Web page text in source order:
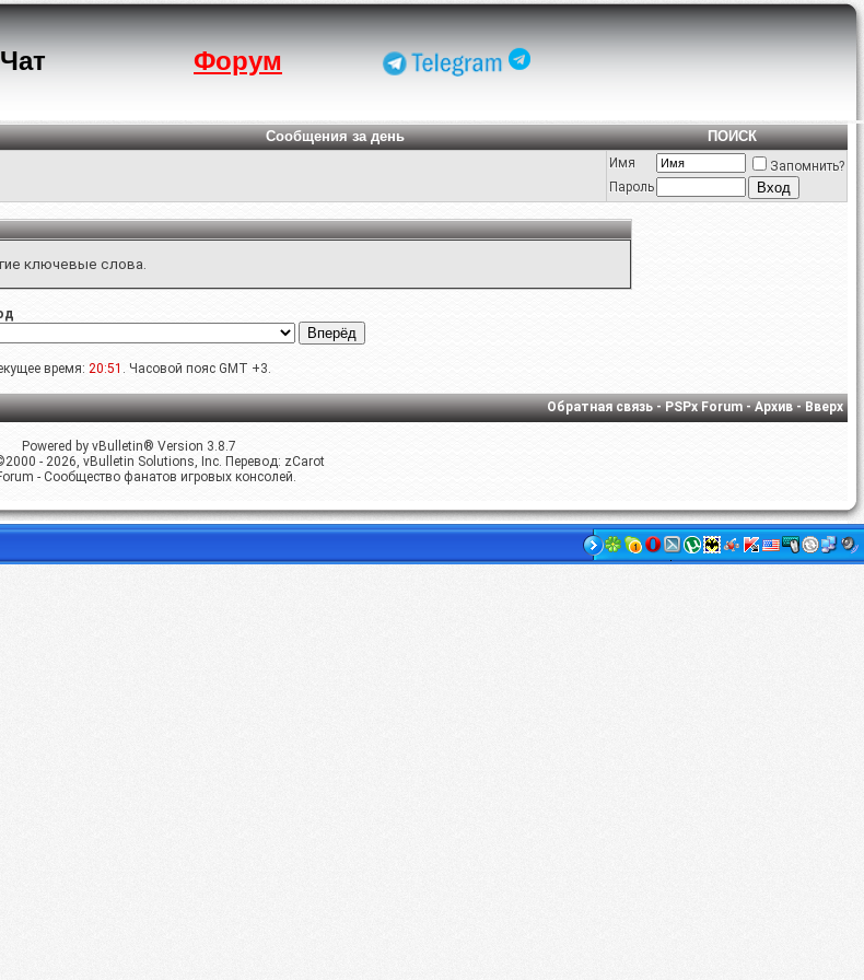
Чат Форум
Сообщения за день
ПОИСК
Имя
Запомнить?
Пароль
ключевые слова.
время: 20:51 . Часовой пояс GMT +3.
Обратная связь-PSPx Forum-Архив-Вверх
Powered by vBulletin® Version 3.8.7
- 2026, vBulletin Solutions, Inc. Перевод: zCarot
- Сообщество фанатов игровых консолей.